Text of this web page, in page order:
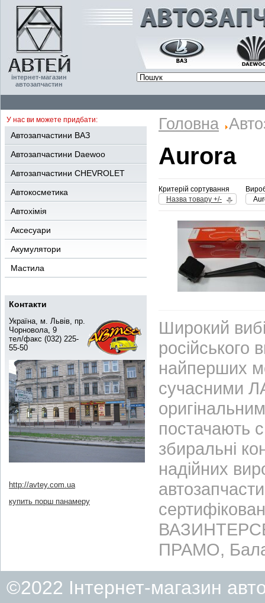
інтернет-магазин
автозапчастин
У нас ви можете придбати:
Автозапчастини ВАЗ
Автозапчастини Daewoo
Автозапчастини CHEVROLET
Автокосметика
Автохімія
Аксесуари
Акумулятори
Мастила
Контакти
Україна, м. Львів, пр.
Чорновола, 9
тел/факс (032) 225-
55-50
http://avtey.com.ua
купить порш панамеру
Головна
Aurora
Критерій сортування
Назва товару +/-
Широкий
найперших
сучасними
постачають
збиральні
надійних
ПРАМО,
©2022 Інтернет-магазин